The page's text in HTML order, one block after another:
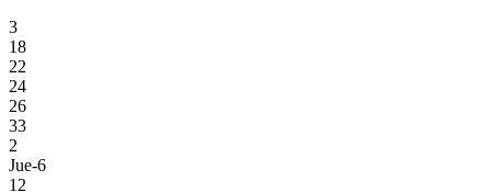
3
18
22
24
26
33
2
Jue-6
12